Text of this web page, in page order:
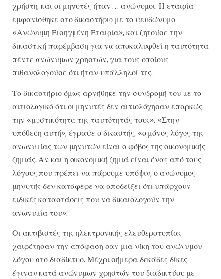
χρήστη, και οι μηνυτές ήταν … ανώνυμοι. Η εταιρία
εμφανίσθηκε στο δικαστήριο με το ψευδώνυμο
«Ανώνυμη Εισηγμένη Εταιρία», και ζητούσε την
δικαστική παρέμβαση για να αποκαλυφθεί η ταυτότητα
πέντε ανώνυμων χρηστών, για τους οποίους
πιθανολογούσε ότι ήταν υπάλληλοί της.
Το δικαστήριο όμως αρνήθηκε την συνδρομή του με το
αιτιολογικό ότι οι μηνυτές δεν αιτιολόγησαν επαρκώς
την «μυστικότητα της ταυτότητάς τους». «Στην
υπόθεση αυτή», έγραψε ο δικαστής, «ο μόνος λόγος της
ανωνυμίας των μηνυτών είναι ο φόβος της οικονομικής
ζημιάς. Αν και η οικονομική ζημιά είναι ένας από τους
λόγους που πρέπει να πάρουμε υπόψιν, ο ανώνυμος
μηνυτής δεν κατάφερε να αποδείξει ότι υπάρχουν
ειδικές καταστάσεις που να δικαιολογούν την
ανωνυμία του».
Οι ακτιβιστές της ηλεκτρονικής ελευθεροτυπίας
χαιρέτησαν την απόφαση σαν μια νίκη του ανώνυμου
λόγου στο διαδίκτυο. Μέχρι σήμερα δεκάδες δίκες
έγιναν κατά ανώνυμων χρηστών του διαδικτύου με